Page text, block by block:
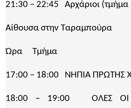
21:30 – 22:45 Αρχάριοι
Αίθουσα στην Ταραμπούρα
Ώρα Τμήμα
17:00 – 18:00 ΝΗΠΙΑ
18:00 – 19:00 ΟΛΕΣ ΟΙ